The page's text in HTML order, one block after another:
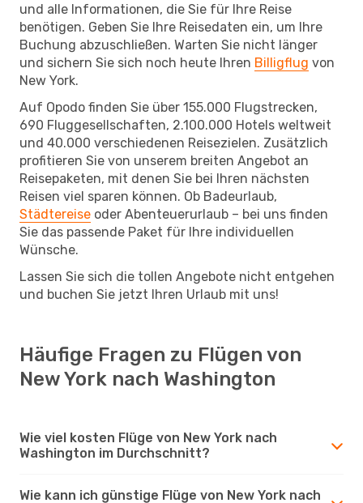
und alle Informationen, die Sie für Ihre Reise
benötigen. Geben Sie Ihre Reisedaten ein, um Ihre
Buchung abzuschließen. Warten Sie nicht länger
und sichern Sie sich noch heute Ihren Billigflug von
New York.
Auf Opodo finden Sie über 155.000 Flugstrecken,
690 Fluggesellschaften, 2.100.000 Hotels weltweit
und 40.000 verschiedenen Reisezielen. Zusätzlich
profitieren Sie von unserem breiten Angebot an
Reisepaketen, mit denen Sie bei Ihren nächsten
Reisen viel sparen können. Ob Badeurlaub,
Städtereise oder Abenteuerurlaub – bei uns finden
Sie das passende Paket für Ihre individuellen
Wünsche.
Lassen Sie sich die tollen Angebote nicht entgehen
und buchen Sie jetzt Ihren Urlaub mit uns!
Häufige Fragen zu Flügen von
New York nach Washington
Wie viel kosten Flüge von New York nach
Washington im Durchschnitt?
Wie kann ich günstige Flüge von New York nach